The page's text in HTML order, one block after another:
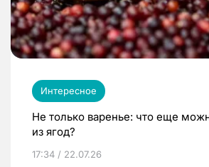
Интересное
Не только варенье: что еще
из ягод?
17:34 / 22.07.26